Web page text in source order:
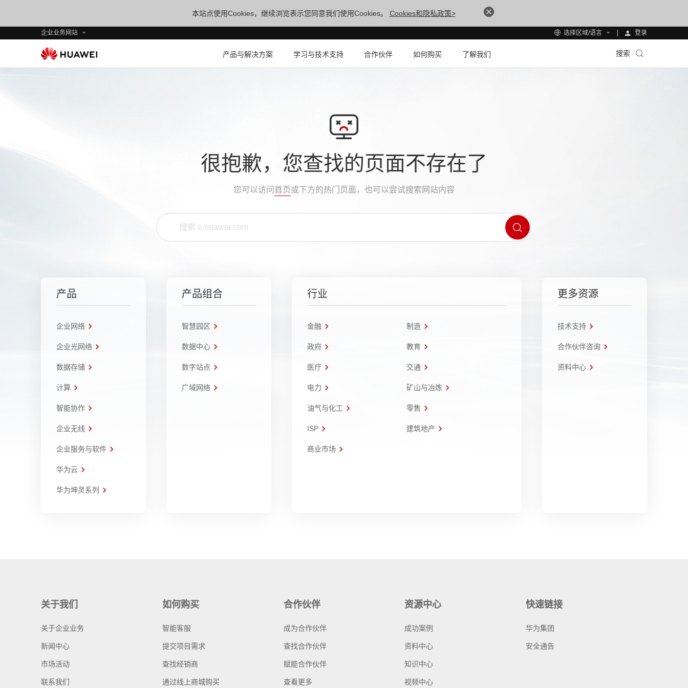
本站点使用Cookies，继续浏览表示您同意我们使用Cookies。 Cookies和隐私政策>
企业业务网站 选择区域/语言 登录
产品与解决方案 学习与技术支持 合作伙伴 如何购买 了解我们 搜索
很抱歉，您查找的页面不存在了
您可以访问 首页或下方的热门页面，也可以尝试搜索网站内容
产品
企业网络
企业光网络
数据存储
计算
智能协作
企业无线
企业服务与软件
华为云
华为坤灵系列
产品组合
智慧园区
数据中心
数字站点
广域网络
行业
金融 制造
政府 教育
医疗 交通
电力 矿山与冶炼
油气与化工 零售
ISP 建筑地产
商业市场
更多资源
技术支持
合作伙伴咨询
资料中心
关于我们
关于企业业务
新闻中心
市场活动
联系我们
如何购买
智能客服
提交项目需求
查找经销商
通过线上商城购买
合作伙伴
成为合作伙伴
查找合作伙伴
赋能合作伙伴
查看更多
资源中心
成功案例
资料中心
知识中心
视频中心
快速链接
华为集团
安全通告